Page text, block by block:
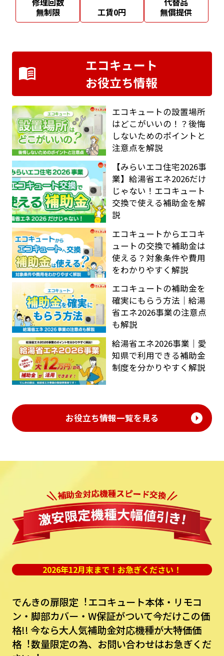
無制限
工賃0円
無償提供
エコキュート
お役立ち情報
エコキュートの設置場所
はどこがいいの！？後悔
しないためのポイントと
注意点を解説
【みらいエコ住宅2026事
業】給湯省エネ2026だけ
じゃない！エコキュート
交換で使える補助金を解
説
エコキュートからエコキ
ュートの交換で補助金は
使える？対象条件や費用
をわかりやすく解説
エコキュートの補助金を
確実にもらう方法｜給湯
省エネ2026事業の注意点
も解説
給湯省エネ2026事業｜愛
知県で利用できる補助金
制度を分かりやすく解説
お役立ち情報一覧を見る
2026年12月末まで！お急ぎください！
でんきの扉限定︕エコキュート本体・リモコ
ン・脚部カバー・W保証がついて今だけこの価
格!! 今なら⼤⼈気補助⾦対応機種が⼤特価価
格︕数量限定の為、お問い合わせはお急ぎくだ